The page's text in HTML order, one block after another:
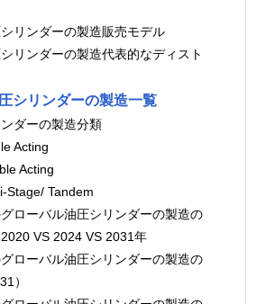
油圧シリンダーの製造販売モデル
シリンダーの製造一覧
リンダーの製造分類
Acting
Acting
Multi-Stage/ Tandem
VS 2024 VS 2031年
）